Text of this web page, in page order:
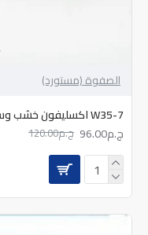
الصفوة (مستورد)
W35-7 اكسليفون خشب وسط
ج.م96.00
ج.م120.00